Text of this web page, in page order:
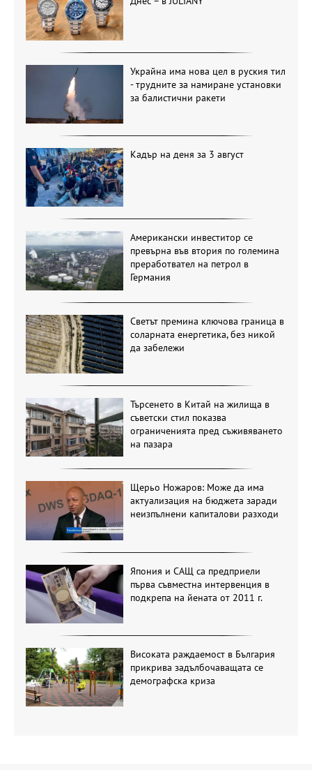
Украйна има нова цел в руския тил
- трудните за намиране установки
за балистични ракети
Кадър на деня за 3 август
Американски инвеститор се
превърна във втория по големина
преработвател на петрол в
Германия
Светът премина ключова граница в
соларната енергетика, без никой
да забележи
Търсенето в Китай на жилища в
съветски стил показва
ограниченията пред съживяването
на пазара
Щерьо Ножаров: Може да има
актуализация на бюджета заради
неизпълнени капиталови разходи
Япония и САЩ са предприели
първа съвместна интервенция в
подкрепа на йената от 2011 г.
Високата раждаемост в България
прикрива задълбочаващата се
демографска криза